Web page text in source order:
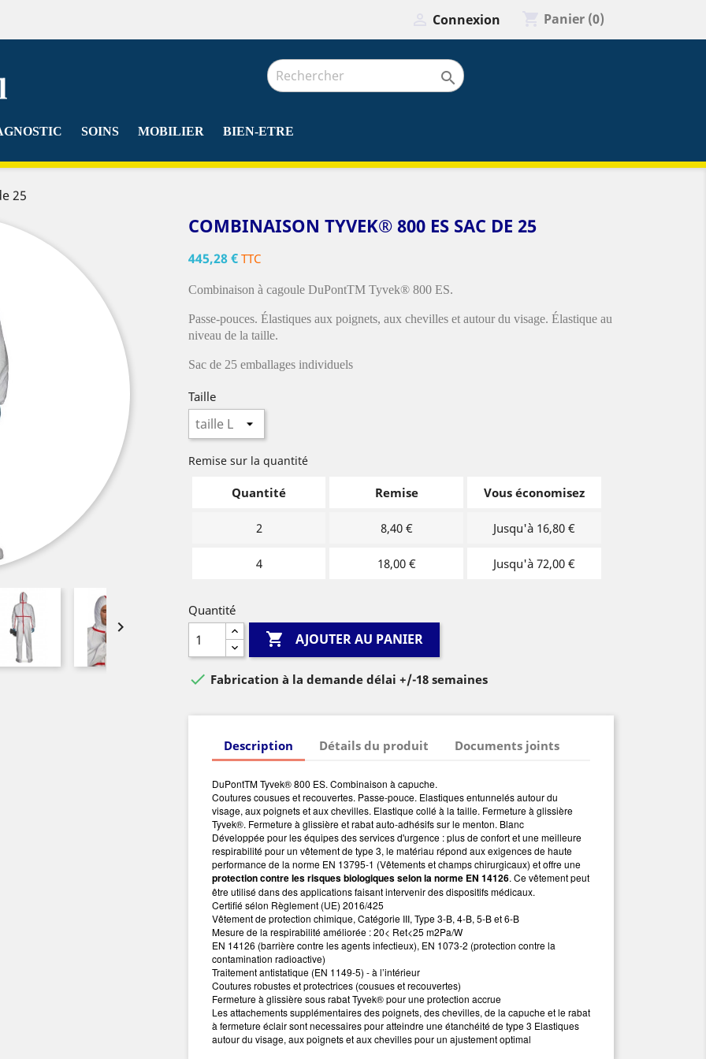
Connexion Panier (0)
SOINS MOBILIER BIEN-ETRE

25

COMBINAISON TYVEK® 800 ES SAC DE 25
445,28 € TTC
Combinaison à cagoule DuPontTM Tyvek® 800 ES.
Passe-pouces. Élastiques aux poignets, aux chevilles et autour du visage. Élastique au
niveau de la taille.
Sac de 25 emballages individuels
Taille
Remise sur la quantité
Quantité Remise Vous économisez
2 8,40 € Jusqu'à 16,80 €
4 18,00 € Jusqu'à 72,00 €
Quantité
 AJOUTER AU PANIER
 Fabrication à la demande délai +/-18 semaines
Description Détails du produit Documents joints
DuPontTM Tyvek® 800 ES. Combinaison à capuche.
Coutures cousues et recouvertes. Passe-pouce. Elastiques entunnelés autour du
visage, aux poignets et aux chevilles. Elastique collé à la taille. Fermeture à glissière
Tyvek®. Fermeture à glissière et rabat auto-adhésifs sur le menton. Blanc
Développée pour les équipes des services d'urgence : plus de confort et une meilleure
respirabilité pour un vêtement de type 3, le matériau répond aux exigences de haute
performance de la norme EN 13795-1 (Vêtements et champs chirurgicaux) et offre une
protection contre les risques biologiques selon la norme EN 14126. Ce vêtement peut
être utilisé dans des applications faisant intervenir des dispositifs médicaux.
Certifié sélon Règlement (UE) 2016/425
Vêtement de protection chimique, Catégorie III, Type 3-B, 4-B, 5-B et 6-B
Mesure de la respirabilité améliorée : 20< Ret<25 m2Pa/W
EN 14126 (barrière contre les agents infectieux), EN 1073-2 (protection contre la
contamination radioactive)
Traitement antistatique (EN 1149-5) - à l’intérieur
Coutures robustes et protectrices (cousues et recouvertes)
Fermeture à glissière sous rabat Tyvek® pour une protection accrue
Les attachements supplémentaires des poignets, des chevilles, de la capuche et le rabat
à fermeture éclair sont necessaires pour atteindre une étanchéité de type 3 Elastiques
autour du visage, aux poignets et aux chevilles pour un ajustement optimal